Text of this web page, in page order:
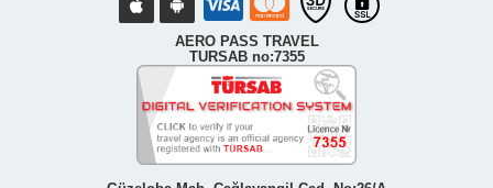
AERO PASS TRAVEL
TURSAB no:7355